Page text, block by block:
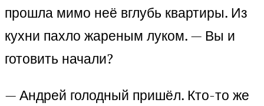
прошла мимо неё вглубь квартиры. Из
кухни пахло жареным луком. — Вы и
готовить начали?
— Андрей голодный пришёл. Кто-то же